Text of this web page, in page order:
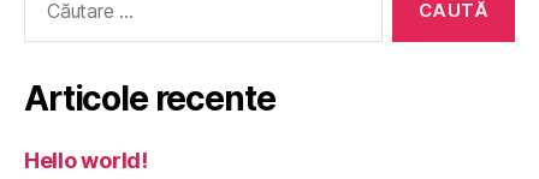
Articole recente
Hello world!